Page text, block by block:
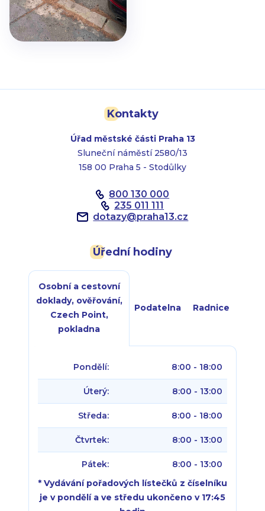
Kontakty
Úřad městské části Praha 13
Sluneční náměstí 2580/13
158 00 Praha 5 - Stodůlky
800 130 000
235 011 111
dotazy@praha13.cz
Úřední hodiny
Osobní a cestovní
doklady, ověřování,
Czech Point,
pokladna
Podatelna Radnice
Pondělí: 8:00 - 18:00
Úterý: 8:00 - 13:00
Středa: 8:00 - 18:00
Čtvrtek: 8:00 - 13:00
Pátek:
8:00 - 13:00
* Vydávání pořadových lístečků z číselníku
je v pondělí a ve středu ukončeno v 17:45